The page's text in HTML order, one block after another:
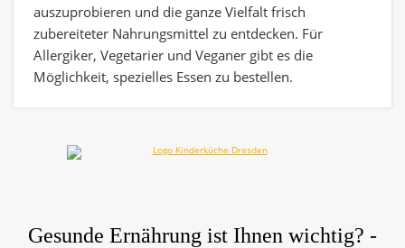
auszuprobieren und die ganze Vielfalt frisch
zubereiteter Nahrungsmittel zu entdecken. Für
Allergiker, Vegetarier und Veganer gibt es die
Möglichkeit, spezielles Essen zu bestellen.
Gesunde Ernährung ist Ihnen wichtig? -